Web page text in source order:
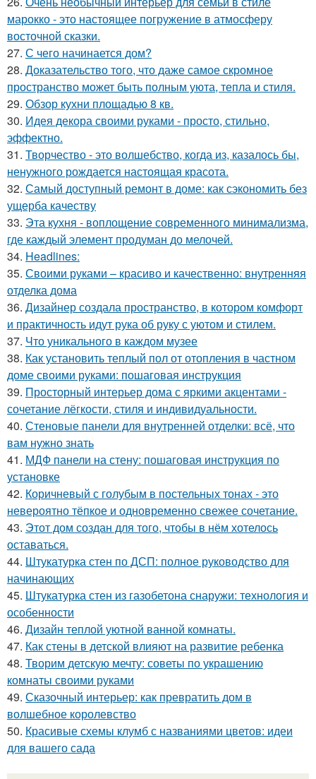
марокко - это настоящее погружение в атмосферу
восточной сказки.
27. С чего начинается дом?
28. Доказательство того, что даже самое скромное
пространство может быть полным уюта, тепла и стиля.
29. Обзор кухни площадью 8 кв.
30. Идея декора своими руками - просто, стильно,
эффектно.
31. Творчество - это волшебство, когда из, казалось бы,
ненужного рождается настоящая красота.
32. Самый доступный ремонт в доме: как сэкономить без
ущерба качеству
33. Эта кухня - воплощение современного минимализма,
где каждый элемент продуман до мелочей.
34. Headlines:
35. Своими руками – красиво и качественно: внутренняя
отделка дома
36. Дизайнер создала пространство, в котором комфорт
и практичность идут рука об руку с уютом и стилем.
37. Что уникального в каждом музее
38. Как установить теплый пол от отопления в частном
доме своими руками: пошаговая инструкция
39. Просторный интерьер дома с яркими акцентами -
сочетание лёгкости, стиля и индивидуальности.
40. Стеновые панели для внутренней отделки: всё, что
вам нужно знать
41. МДФ панели на стену: пошаговая инструкция по
установке
42. Коричневый с голубым в постельных тонах - это
невероятно тёпкое и одновременно свежее сочетание.
43. Этот дом создан для того, чтобы в нём хотелось
оставаться.
44. Штукатурка стен по ДСП: полное руководство для
начинающих
45. Штукатурка стен из газобетона снаружи: технология и
особенности
46. Дизайн теплой уютной ванной комнаты.
47. Как стены в детской влияют на развитие ребенка
48. Творим детскую мечту: советы по украшению
комнаты своими руками
49. Сказочный интерьер: как превратить дом в
волшебное королевство
50. Красивые схемы клумб с названиями цветов: идеи
для вашего сада